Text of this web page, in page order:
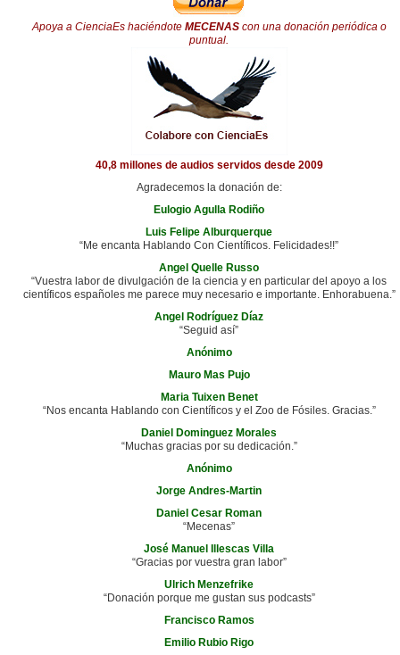
Apoya a CienciaEs haciéndote MECENAScon una donación periódica o
puntual.
40,8 millones de audios servidos desde 2009
Agradecemos la donación de:
Eulogio Agulla Rodiño
Luis Felipe Alburquerque
“Me encanta Hablando Con Científicos. Felicidades!!”
Angel Quelle Russo
“Vuestra labor de divulgación de la ciencia y en particular del apoyo a los
científicos españoles me parece muy necesario e importante. Enhorabuena.”
Angel Rodríguez Díaz
“Seguid así”
Anónimo
Mauro Mas Pujo
Maria Tuixen Benet
“Nos encanta Hablando con Científicos y el Zoo de Fósiles. Gracias.”
Daniel Dominguez Morales
“Muchas gracias por su dedicación.”
Anónimo
Jorge Andres-Martin
Daniel Cesar Roman
“Mecenas”
José Manuel Illescas Villa
“Gracias por vuestra gran labor”
Ulrich Menzefrike
“Donación porque me gustan sus podcasts”
Francisco Ramos
Emilio Rubio Rigo